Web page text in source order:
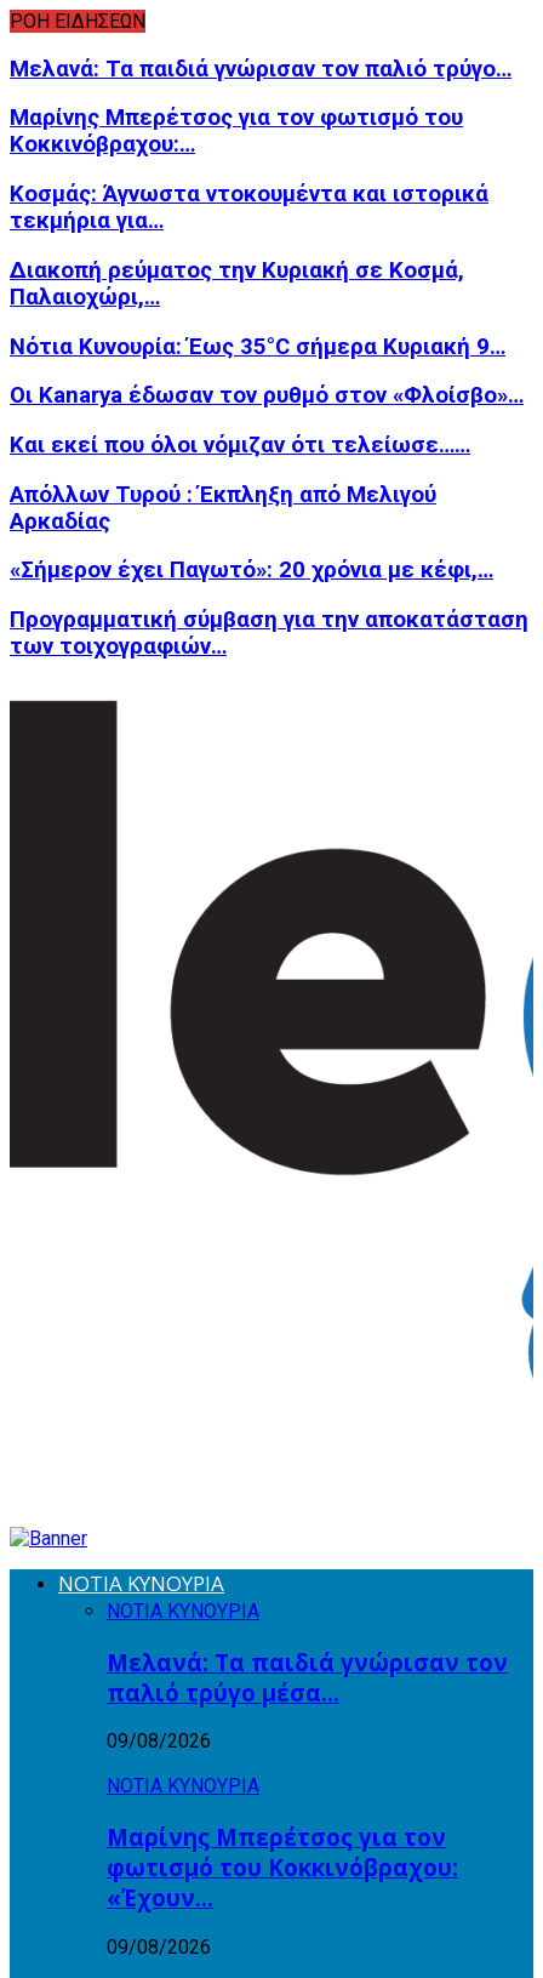
ΡΟΗ ΕΙΔΗΣΕΩΝ
Μελανά: Τα παιδιά γνώρισαν τον παλιό τρύγο…
Μαρίνης Μπερέτσος για τον φωτισμό του
Κοκκινόβραχου:…
Κοσμάς: Άγνωστα ντοκουμέντα και ιστορικά
τεκμήρια για…
Διακοπή ρεύματος την Κυριακή σε Κοσμά,
Παλαιοχώρι,…
Νότια Κυνουρία: Έως 35°C σήμερα Κυριακή 9…
Οι Kanarya έδωσαν τον ρυθμό στον «Φλοίσβο»…
Και εκεί που όλοι νόμιζαν ότι τελείωσε……
Απόλλων Τυρού : Έκπληξη από Μελιγού
Αρκαδίας
«Σήμερον έχει Παγωτό»: 20 χρόνια με κέφι,…
Προγραμματική σύμβαση για την αποκατάσταση
των τοιχογραφιών…
ΝΟΤΙΑ ΚΥΝΟΥΡΙΑ
ΝΟΤΙΑ ΚΥΝΟΥΡΙΑ
Μελανά: Τα παιδιά γνώρισαν τον
παλιό τρύγο μέσα…
09/08/2026
ΝΟΤΙΑ ΚΥΝΟΥΡΙΑ
Μαρίνης Μπερέτσος για τον
φωτισμό του Κοκκινόβραχου:
«Έχουν…
09/08/2026